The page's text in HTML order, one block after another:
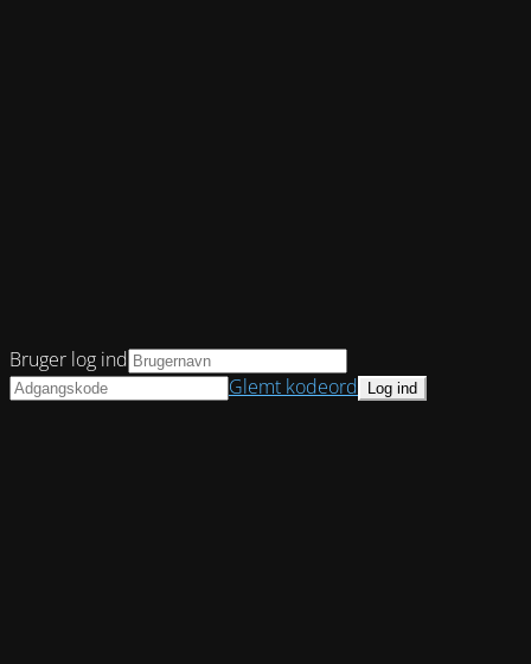
Bruger log ind
Glemt kodeord